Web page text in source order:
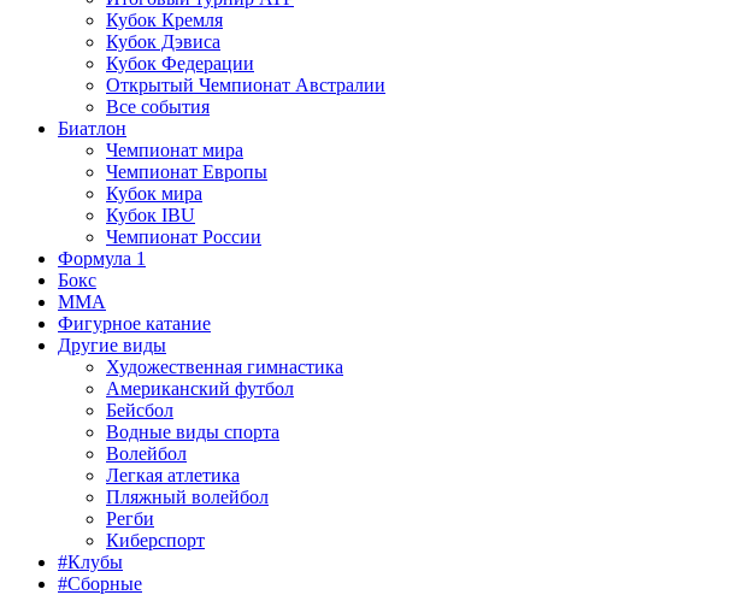
Кубок Кремля
Кубок Дэвиса
Кубок Федерации
Открытый Чемпионат Австралии
Все события
Биатлон
Чемпионат мира
Чемпионат Европы
Кубок мира
Кубок IBU
Чемпионат России
Формула 1
Бокс
MMA
Фигурное катание
Другие виды
Художественная гимнастика
Американский футбол
Бейсбол
Водные виды спорта
Волейбол
Легкая атлетика
Пляжный волейбол
Регби
Киберспорт
#Клубы
#Сборные